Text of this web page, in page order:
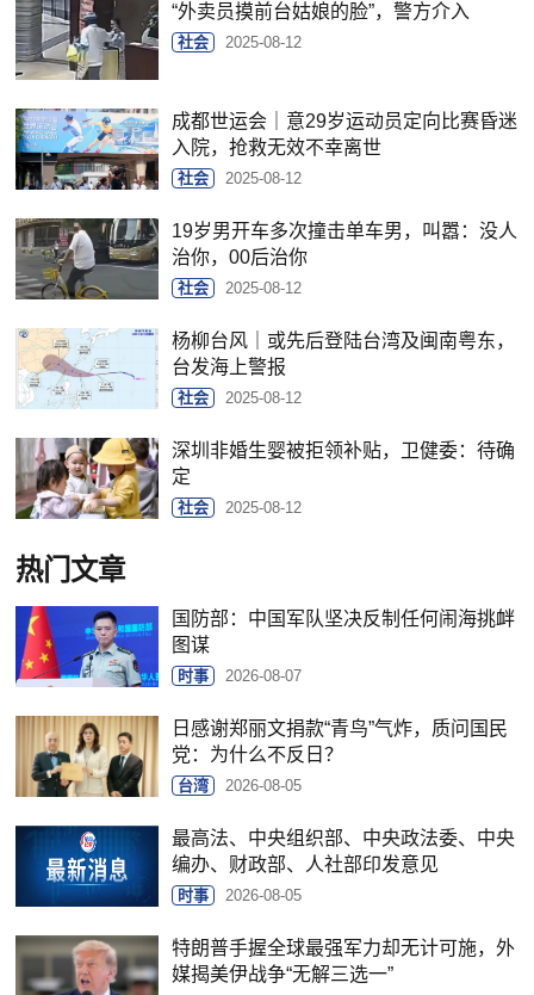
“外卖员摸前台姑娘的脸”，警方介入
社会 2025-08-12
成都世运会｜意29岁运动员定向比赛昏迷
入院，抢救无效不幸离世
社会 2025-08-12
19岁男开车多次撞击单车男，叫嚣：没人
治你，00后治你
社会 2025-08-12
杨柳台风｜或先后登陆台湾及闽南粤东，
台发海上警报
社会 2025-08-12
深圳非婚生婴被拒领补贴，卫健委：待确
定
社会 2025-08-12
热门文章
国防部：中国军队坚决反制任何闹海挑衅
图谋
时事 2026-08-07
日感谢郑丽文捐款“青鸟”气炸，质问国民
党：为什么不反日？
台湾 2026-08-05
最高法、中央组织部、中央政法委、中央
编办、财政部、人社部印发意见
时事 2026-08-05
特朗普手握全球最强军力却无计可施，外
媒揭美伊战争“无解三选一”